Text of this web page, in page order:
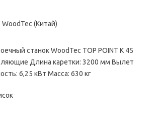
станок WoodTec TOP POINT K 45
Длина каретки: 3200 мм Вылет
6,25 кВт Масса: 630 кг